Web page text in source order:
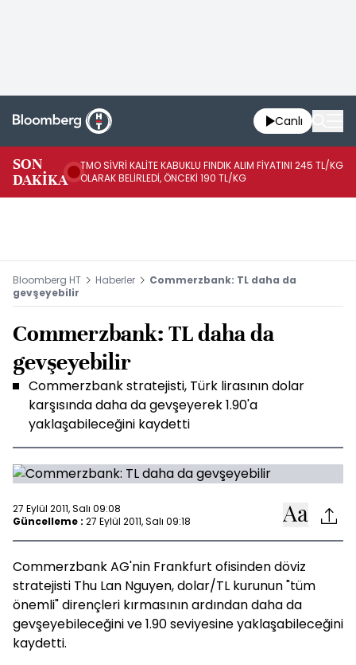
Canlı
SON
DAKİKA
TMO SİVRİ KALİTE KABUKLU FINDIK ALIM FİYATINI 245 TL/KG
OLARAK BELİRLEDİ, ÖNCEKİ 190 TL/KG
Bloomberg HT Haberler
Commerzbank: TL daha da
gevşeyebilir
Commerzbank: TL daha da
gevşeyebilir
Commerzbank stratejisti, Türk lirasının dolar
karşısında daha da gevşeyerek 1.90'a
yaklaşabileceğini kaydetti
27 Eylül 2011, Salı 09:08
Güncelleme : 27 Eylül 2011, Salı 09:18
Commerzbank AG'nin Frankfurt ofisinden döviz
stratejisti Thu Lan Nguyen, dolar/TL kurunun "tüm
önemli" dirençleri kırmasının ardından daha da
gevşeyebileceğini ve 1.90 seviyesine yaklaşabileceğini
kaydetti.